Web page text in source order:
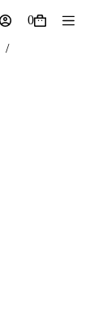
Varukorg
0
/